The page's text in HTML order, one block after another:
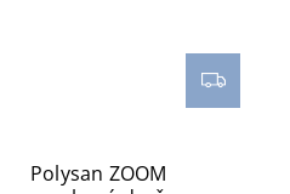
Polysan ZOOM